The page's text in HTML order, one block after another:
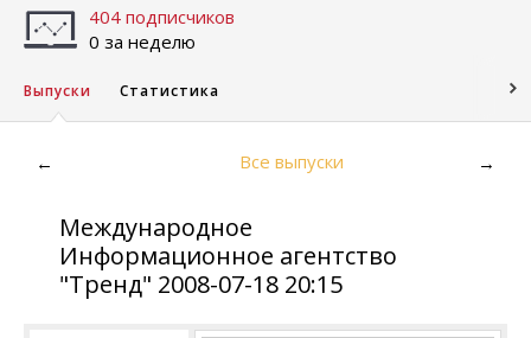
404 подписчиков
0 за неделю
Выпуски Статистика
← Все выпуски →
Международное
Информационное агентство
"Тренд" 2008-07-18 20:15